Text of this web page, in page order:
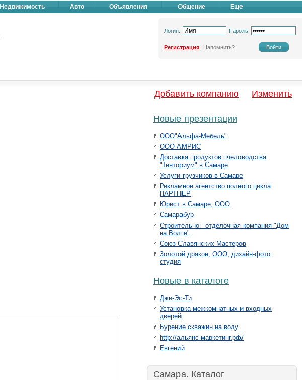
Недвижимость Авто Объявления Общение Еще
Логин: Пароль:
Регистрация Напомнить?
Добавить компанию Изменить
Новые презентации
ООО"Альфа-Мебель"
ООО АМРИС
Доставка продуктов пчеловодства
"Тенториум" в Самаре
Услуги грузчиков в Самаре
Рекламное агентство полного цикла
ПАРТНЕР
Юрист в Самаре, ООО
Самарабур
Строительно - отделочная компания "Дом
на Волге"
Союз Славянских Мастеров
Золотой дракон, ООО, дизайн-фото
студия
Новые в каталоге
Джи-Эс-Ти
Установка межкомнатных и входных
дверей
Бурение скважин на воду
http://альянс-маркетинг.рф/
Евгений
Самара. Каталог